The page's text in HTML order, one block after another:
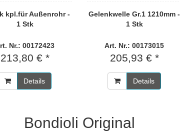
kpl.für Außenrohr -
1 Stk
Nr.: 00172423
213,80 € *
Details
Gelenkwelle Gr.1 1210mm -
1 Stk
Art. Nr.: 00173015
205,93 € *
Details
Bondioli Original